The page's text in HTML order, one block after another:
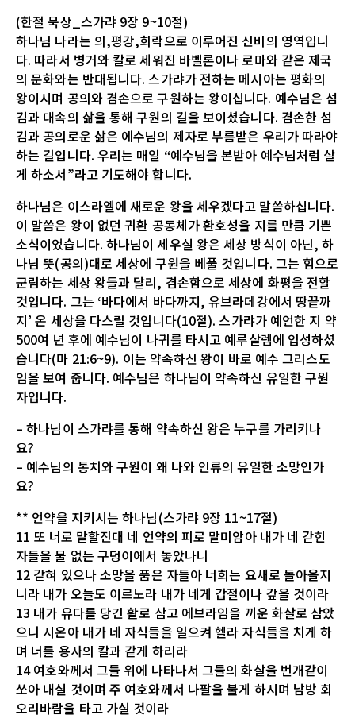
(한절 묵상_스가랴 9장 9~10절)
하나님 나라는 의,평강,희락으로 이루어진 신비의 영역입니
다. 따라서 병거와 칼로 세워진 바벨론이나 로마와 같은 제국
의 문화와는 반대됩니다. 스가랴가 전하는 메시아는 평화의
왕이시며 공의와 겸손으로 구원하는 왕이십니다. 예수님은 섬
김과 대속의 삶을 통해 구원의 길을 보이셨습니다. 겸손한 섬
김과 공의로운 삶은 에수님의 제자로 부름받은 우리가 따라야
하는 길입니다. 우리는 매일 “예수님을 본받아 예수님처럼 살
게 하소서”라고 기도해야 합니다.
하나님은 이스라엘에 새로운 왕을 세우겠다고 말씀하십니다.
이 말씀은 왕이 없던 귀환 공동체가 환호성을 지를 만큼 기쁜
소식이었습니다. 하나님이 세우실 왕은 세상 방식이 아닌, 하
나님 뜻(공의)대로 세상에 구원을 베풀 것입니다. 그는 힘으로
군림하는 세상 왕들과 달리, 겸손함으로 세상에 화평을 전할
것입니다. 그는 ‘바다에서 바다까지, 유브라데강에서 땅끝까
지’ 온 세상을 다스릴 것입니다(10절). 스가랴가 예언한 지 약
500여 년 후에 예수님이 나귀를 타시고 예루살렘에 입성하셨
습니다(마 21:6~9). 이는 약속하신 왕이 바로 예수 그리스도
임을 보여 줍니다. 예수님은 하나님이 약속하신 유일한 구원
자입니다.
– 하나님이 스가랴를 통해 약속하신 왕은 누구를 가리키나
요?
– 예수님의 통치와 구원이 왜 나와 인류의 유일한 소망인가
요?
** 언약을 지키시는 하나님(스가랴 9장 11~17절)
11 또 너로 말할진대 네 언약의 피로 말미암아 내가 네 갇힌
자들을 물 없는 구덩이에서 놓았나니
12 갇혀 있으나 소망을 품은 자들아 너희는 요새로 돌아올지
니라 내가 오늘도 이르노라 내가 네게 갑절이나 갚을 것이라
13 내가 유다를 당긴 활로 삼고 에브라임을 끼운 화살로 삼았
으니 시온아 내가 네 자식들을 일으켜 헬라 자식들을 치게 하
며 너를 용사의 칼과 같게 하리라
14 여호와께서 그들 위에 나타나서 그들의 화살을 번개같이
쏘아 내실 것이며 주 여호와께서 나팔을 불게 하시며 남방 회
오리바람을 타고 가실 것이라